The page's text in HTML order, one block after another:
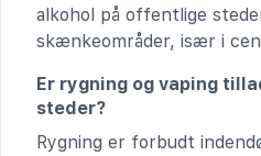
alkohol på offentlige
skænkeområder, især i
Er rygning og vaping
steder?
Rygning er forbudt